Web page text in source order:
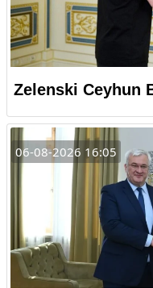
Zelenski Ceyhun
06-08-2026 16:05